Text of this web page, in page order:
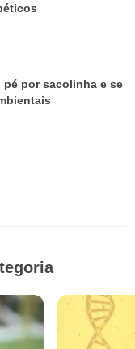
por sacolinha e se